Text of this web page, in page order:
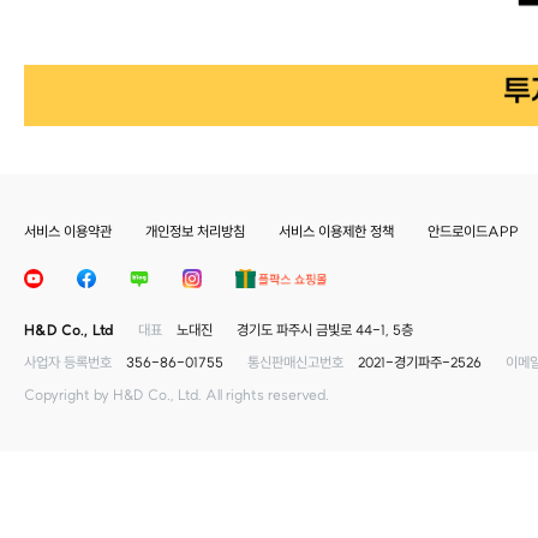
서비스 이용약관 개인정보 처리방침 서비스 이용제한 정책 안드로이드APP
H&D Co., Ltd 대표 노대진
경기도 파주시 금빛로 44-1, 5층
사업자 등록번호
356-86-01755 통신판매신고번호 2021-경기파주-2526
이메
Copyright by H&D Co., Ltd. All rights reserved.